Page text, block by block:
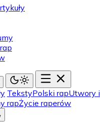
TekstyPolski rapUtwory i
rapŻycie raperów